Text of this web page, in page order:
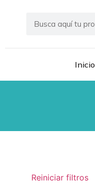
Inicio
Reiniciar filtros